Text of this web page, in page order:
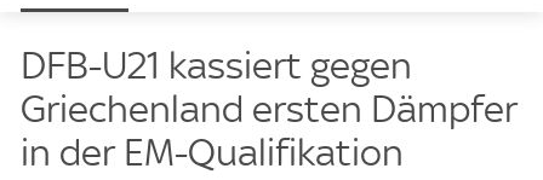
DFB-U21 kassiert gegen
Griechenland ersten Dämpfer
in der EM-Qualifikation